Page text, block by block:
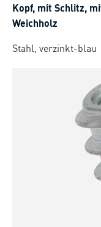
Kopf, mit Schlitz,
Weichholz
Stahl, verzinkt-blau